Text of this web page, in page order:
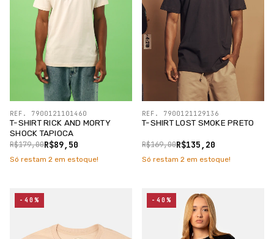
T-SHIRT RICK AND MORTY
SHOCK TAPIOCA
R$89,50
R$179,00
REF. 7900121101460
Só restam 2 em estoque!
T-SHIRT LOST SMOKE PRETO
R$135,20
R$169,00
REF. 7900121129136
Só restam 2 em estoque!
-40% -40%